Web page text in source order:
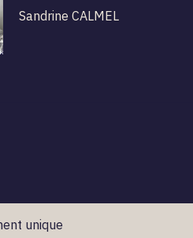
Sandrine CALMEL
unique